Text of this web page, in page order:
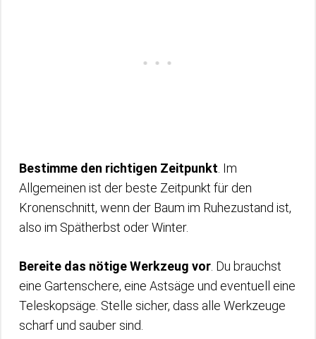
Bestimme den richtigen Zeitpunkt . Im
Allgemeinen ist der beste Zeitpunkt für den
Kronenschnitt, wenn der Baum im Ruhezustand ist,
also im Spätherbst oder Winter.
Bereite das nötige Werkzeug vor . Du brauchst
eine Gartenschere, eine Astsäge und eventuell eine
Teleskopsäge. Stelle sicher, dass alle Werkzeuge
scharf und sauber sind.